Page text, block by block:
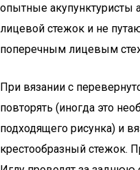
опытные акупунктуристы
лицевой стежок и не
поперечным лицевым
При вязании с
повторять (иногда это
подходящего рисунка) и
крестообразный стежок.